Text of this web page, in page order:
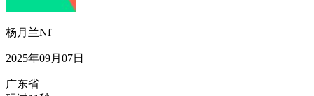
杨月兰Nf
2025年09月07日
广东省